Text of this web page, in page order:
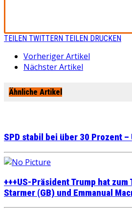
TEILEN TWITTERN TEILEN DRUCKEN
Vorheriger Artikel
Nächster Artikel
Ähnliche Artikel
SPD stabil bei über 30 Prozent
+++US-Präsident Trump hat
Starmer (GB) und Emmanual